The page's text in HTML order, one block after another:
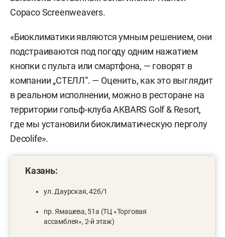
Copaco Screenweavers.
«Биоклиматики являются умным решением, они
подстраиваются под погоду одним нажатием
кнопки с пульта или смартфона, — говорят в
компании „СТЕЛЛ“. — Оценить, как это выглядит
в реальном исполнении, можно в ресторане на
территории гольф-клуба AKBARS Golf & Resort,
где мы установили биоклиматическую перголу
Decolife».
Казань:
ул. Даурская, 42б/1
пр. Ямашева, 51а (ТЦ «Торговая
ассамблея», 2-й этаж)